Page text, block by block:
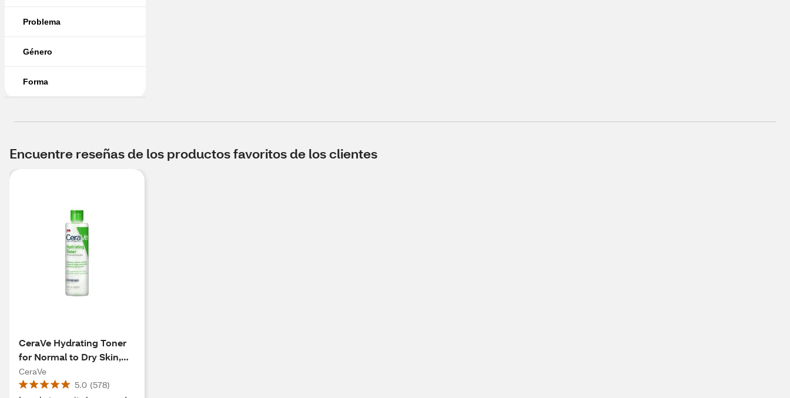
Problema
Género
Forma
Encuentre reseñas de los productos favoritos de los clientes
CeraVe Hydrating Toner
for Normal to Dry Skin,
6.8 OZ
CeraVe
5.0 (578)